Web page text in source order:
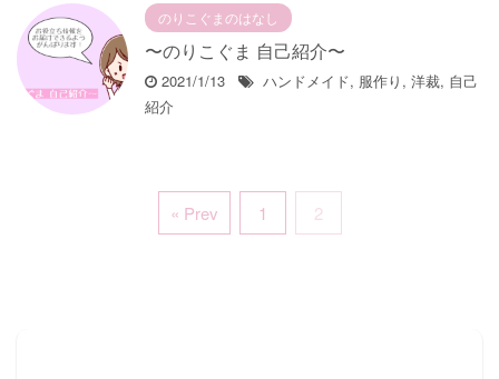
のりこぐまのはなし
〜のりこぐま 自己紹介〜
2021/1/13 ハンドメイド, 服作り , 洋裁, 自己
紹介
« Prev 1 2